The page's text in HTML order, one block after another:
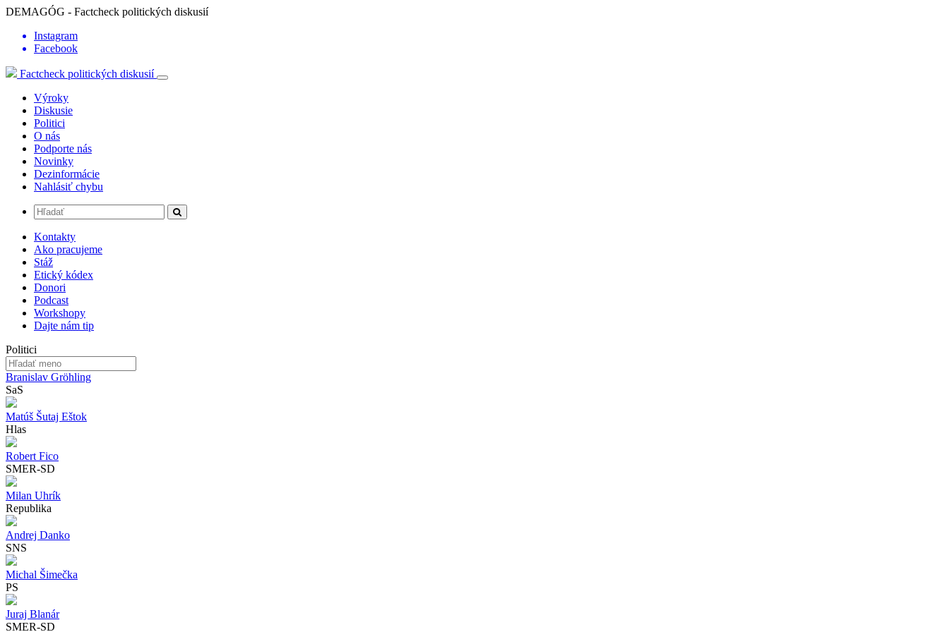
DEMAGÓG - Factcheck politických diskusií
Instagram
Facebook
Factcheck politických diskusií
Výroky
Diskusie
Politici
O nás
Podporte nás
Novinky
Dezinformácie
Nahlásiť chybu
Kontakty
Ako pracujeme
Stáž
Etický kódex
Donori
Podcast
Workshopy
Dajte nám tip
Politici
Branislav Gröhling
SaS
Matúš Šutaj Eštok
Hlas
Robert Fico
SMER-SD
Milan Uhrík
Republika
Andrej Danko
SNS
Michal Šimečka
PS
Juraj Blanár
SMER-SD